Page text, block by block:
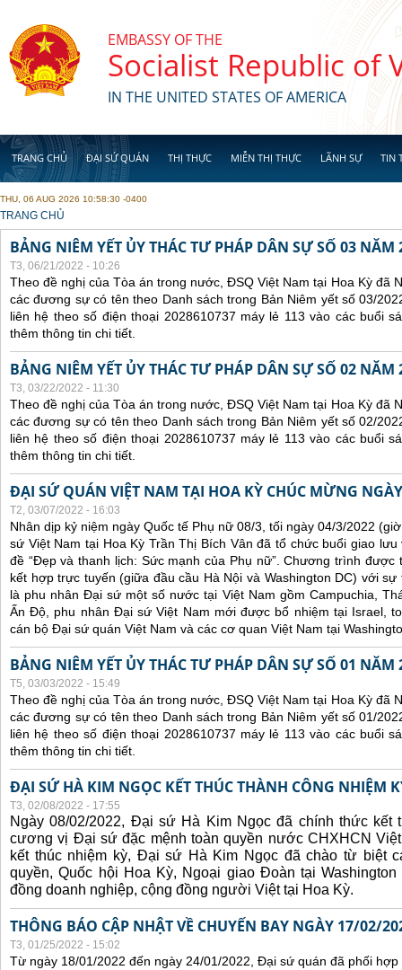
EMBASSY OF THE
Socialist Republic of
IN THE UNITED STATES OF AMERICA
TRANG CHỦ ĐẠI SỨ QUÁN THỊ THỰC MIỄN THỊ THỰC LÃNH SỰ TIN
THU, 06 AUG 2026 10:58:30 -0400
YOU ARE HERE
TRANG CHỦ
BẢNG NIÊM YẾT ỦY THÁC TƯ PHÁP DÂN SỰ SỐ 03 NĂM
T3, 06/21/2022 - 10:26
Theo đề nghị của Tòa án trong nước, ĐSQ Việt Nam tại Hoa Kỳ đã
các đương sự có tên theo Danh sách trong Bản Niêm yết số 03/
liên hệ theo số điện thoại 2028610737 máy lẻ 113 vào các buổi
thêm thông tin chi tiết.
BẢNG NIÊM YẾT ỦY THÁC TƯ PHÁP DÂN SỰ SỐ 02 NĂM
T3, 03/22/2022 - 11:30
Theo đề nghị của Tòa án trong nước, ĐSQ Việt Nam tại Hoa Kỳ đã
các đương sự có tên theo Danh sách trong Bản Niêm yết số 02/
liên hệ theo số điện thoại 2028610737 máy lẻ 113 vào các buổi
thêm thông tin chi tiết.
ĐẠI SỨ QUÁN VIỆT NAM TẠI HOA KỲ CHÚC MỪNG
T2, 03/07/2022 - 16:03
Nhân dịp kỷ niệm ngày Quốc tế Phụ nữ 08/3, tối ngày 04/3/2022
sứ Việt Nam tại Hoa Kỳ Trần Thị Bích Vân đã tổ chức buổi giao
đề “Đẹp và thanh lịch: Sức mạnh của Phụ nữ”. Chương trình
kết hợp trực tuyến (giữa đầu cầu Hà Nội và Washington DC) với
là phu nhân Đại sứ một số nước tại Việt Nam gồm Campuchia,
Ấn Độ, phu nhân Đại sứ Việt Nam mới được bổ nhiệm tại Israel,
cán bộ Đại sứ quán Việt Nam và các cơ quan Việt Nam tại
BẢNG NIÊM YẾT ỦY THÁC TƯ PHÁP DÂN SỰ SỐ 01 NĂM
T5, 03/03/2022 - 15:49
Theo đề nghị của Tòa án trong nước, ĐSQ Việt Nam tại Hoa Kỳ đã
các đương sự có tên theo Danh sách trong Bản Niêm yết số 01/
liên hệ theo số điện thoại 2028610737 máy lẻ 113 vào các buổi
thêm thông tin chi tiết.
ĐẠI SỨ HÀ KIM NGỌC KẾT THÚC THÀNH CÔNG NHIỆM
T3, 02/08/2022 - 17:55
Ngày 08/02/2022, Đại sứ Hà Kim Ngọc đã chính thức kết
cương vị Đại sứ đặc mệnh toàn quyền nước CHXHCN
kết thúc nhiệm kỳ, Đại sứ Hà Kim Ngọc đã chào từ biệt
quyền, Quốc hội Hoa Kỳ, Ngoại giao Đoàn tại
đồng doanh nghiệp, cộng đồng người Việt tại Hoa Kỳ.
THÔNG BÁO CẬP NHẬT VỀ CHUYẾN BAY NGÀY 17/02/
T3, 01/25/2022 - 15:02
Từ ngày 18/01/2022 đến ngày 24/01/2022, Đại sứ quán đã phối